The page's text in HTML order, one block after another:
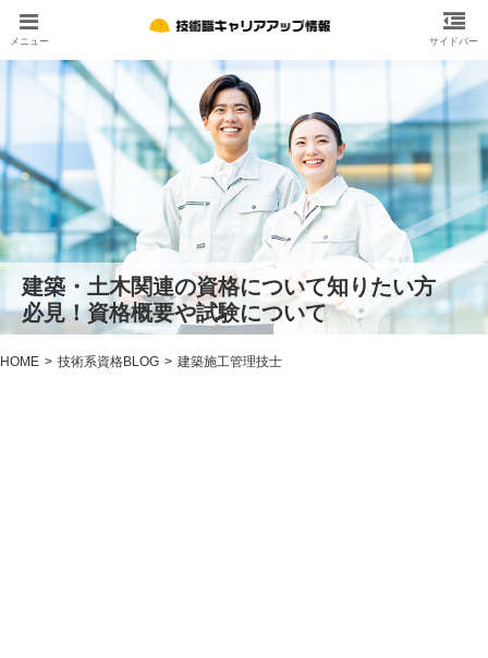
建築・土木関連の資格について知りたい方
必見！資格概要や試験について
HOME 技術系資格BLOG 建築施工管理技士